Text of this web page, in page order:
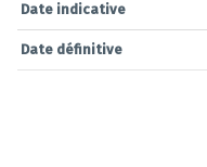
Date indicative
Date définitive